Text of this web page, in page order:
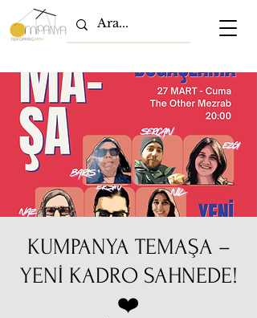
KUMPANYA TEMAŞA –
YENİ KADRO SAHNEDE!
❤️